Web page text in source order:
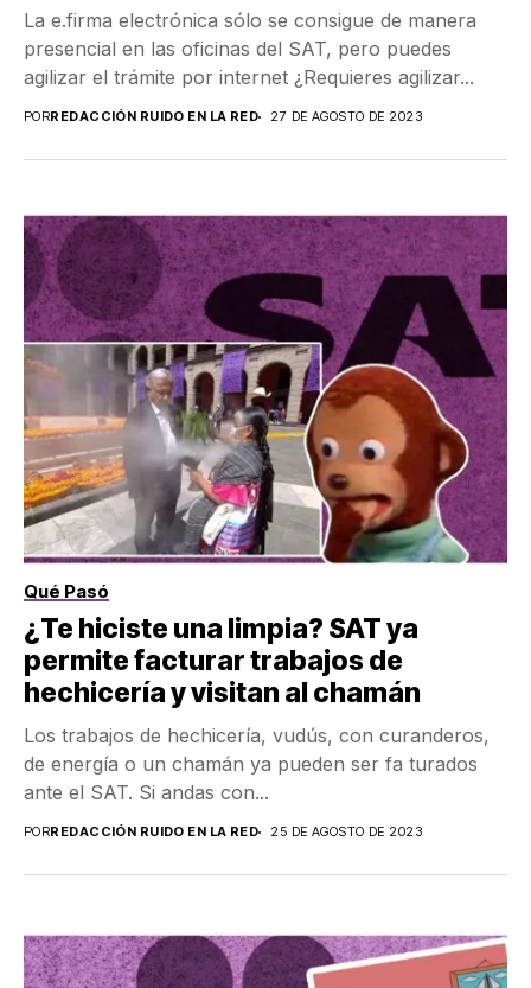
La e.firma electrónica sólo se consigue de manera
presencial en las oficinas del SAT, pero puedes
agilizar el trámite por internet ¿Requieres agilizar...
PORREDACCIÓN RUIDO EN LA RED 27 DE AGOSTO DE 2023
Qué Pasó
¿Te hiciste una limpia? SAT ya
permite facturar trabajos de
hechicería y visitan al chamán
Los trabajos de hechicería, vudús, con curanderos,
de energía o un chamán ya pueden ser fa turados
ante el SAT. Si andas con...
PORREDACCIÓN RUIDO EN LA RED 25 DE AGOSTO DE 2023